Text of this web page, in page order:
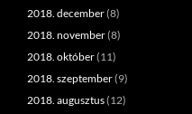
2018. december(8)
2018. november(8)
2018. október(11)
2018. szeptember(9)
2018. augusztus(12)